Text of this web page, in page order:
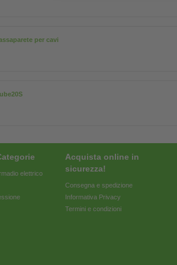
per cavi
elettrico
Acquista online in
sicurezza!
Consegna e spedizione
Informativa Privacy
Termini e condizioni